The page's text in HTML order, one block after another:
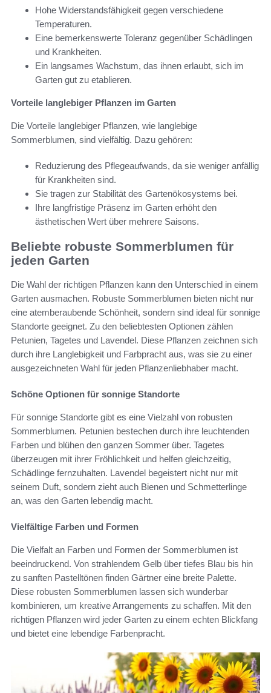
Hohe Widerstandsfähigkeit gegen verschiedene
Temperaturen.
Eine bemerkenswerte Toleranz gegenüber Schädlingen
und Krankheiten.
Ein langsames Wachstum, das ihnen erlaubt, sich im
Garten gut zu etablieren.
Vorteile langlebiger Pflanzen im Garten
Die Vorteile langlebiger Pflanzen, wie langlebige
Sommerblumen, sind vielfältig. Dazu gehören:
Reduzierung des Pflegeaufwands, da sie weniger anfällig
für Krankheiten sind.
Sie tragen zur Stabilität des Gartenökosystems bei.
Ihre langfristige Präsenz im Garten erhöht den
ästhetischen Wert über mehrere Saisons.
Beliebte robuste Sommerblumen für
jeden Garten
Die Wahl der richtigen Pflanzen kann den Unterschied in einem
Garten ausmachen. Robuste Sommerblumen bieten nicht nur
eine atemberaubende Schönheit, sondern sind ideal für sonnige
Standorte geeignet. Zu den beliebtesten Optionen zählen
Petunien, Tagetes und Lavendel. Diese Pflanzen zeichnen sich
durch ihre Langlebigkeit und Farbpracht aus, was sie zu einer
ausgezeichneten Wahl für jeden Pflanzenliebhaber macht.
Schöne Optionen für sonnige Standorte
Für sonnige Standorte gibt es eine Vielzahl von robusten
Sommerblumen. Petunien bestechen durch ihre leuchtenden
Farben und blühen den ganzen Sommer über. Tagetes
überzeugen mit ihrer Fröhlichkeit und helfen gleichzeitig,
Schädlinge fernzuhalten. Lavendel begeistert nicht nur mit
seinem Duft, sondern zieht auch Bienen und Schmetterlinge
an, was den Garten lebendig macht.
Vielfältige Farben und Formen
Die Vielfalt an Farben und Formen der Sommerblumen ist
beeindruckend. Von strahlendem Gelb über tiefes Blau bis hin
zu sanften Pastelltönen finden Gärtner eine breite Palette.
Diese robusten Sommerblumen lassen sich wunderbar
kombinieren, um kreative Arrangements zu schaffen. Mit den
richtigen Pflanzen wird jeder Garten zu einem echten Blickfang
und bietet eine lebendige Farbenpracht.